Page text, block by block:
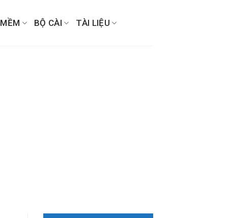
BỘ CÀI TÀI LIỆU